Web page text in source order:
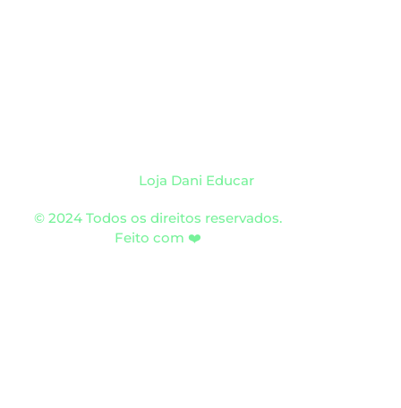
Loja Dani Educar
© 2024 Todos os direitos reservados.
Feito com ❤️